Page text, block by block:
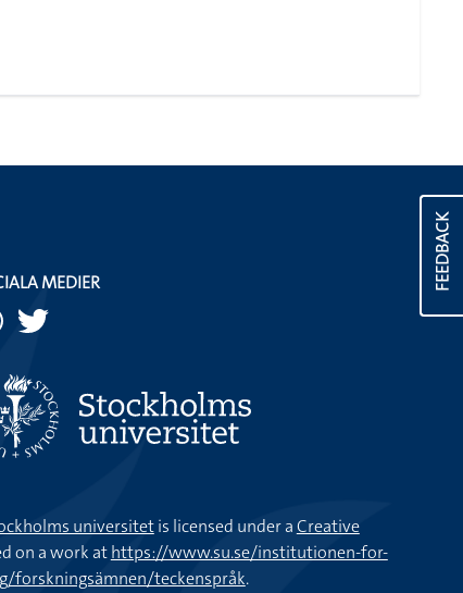
FEEDBACK
MEDIER
universitetis licensed under aCreative
on a work athttps://www.su.se/institutionen-for-
forskningsämnen/teckenspråk.